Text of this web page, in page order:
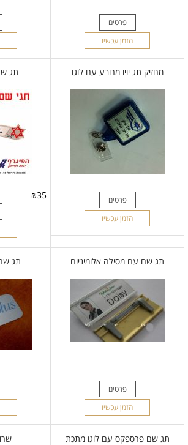
פרטים
הזמן עכשיו
מחזיק תג יויו מרובע עם לוגו
פרטים
הזמן עכשיו
תג
₪35
תג שם עם מסילה אלומיניום
פרטים
הזמן עכשיו
תג
תג שם פרספקס עם לוגו מתכת